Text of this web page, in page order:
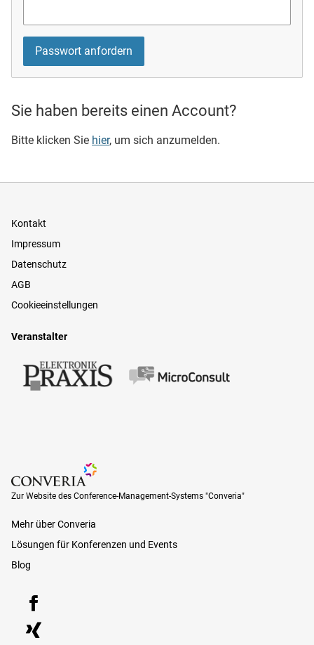
Sie haben bereits einen Account?
Bitte klicken Sie hier, um sich anzumelden.
Kontakt
Impressum
Datenschutz
AGB
Cookieeinstellungen
Veranstalter
Zur Website des Conference-Management-Systems "Converia"
Zur Website des Conference-Management-Systems "Converia"
Mehr über Converia
Lösungen für Konferenzen und Events
Blog